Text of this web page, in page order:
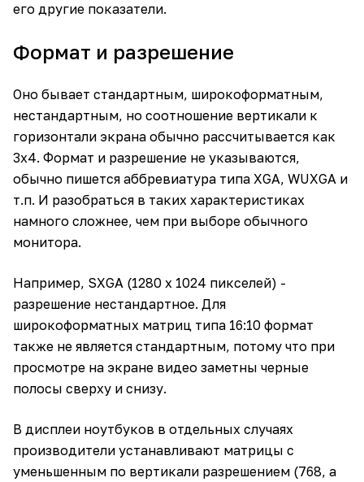
его другие показатели.
Формат и разрешение
Оно бывает стандартным, широкоформатным,
нестандартным, но соотношение вертикали к
горизонтали экрана обычно рассчитывается как
3х4. Формат и разрешение не указываются,
обычно пишется аббревиатура типа XGA, WUXGA и
т.п. И разобраться в таких характеристиках
намного сложнее, чем при выборе обычного
монитора.
Например, SXGA (1280 х 1024 пикселей) -
разрешение нестандартное. Для
широкоформатных матриц типа 16:10 формат
также не является стандартным, потому что при
просмотре на экране видео заметны черные
полосы сверху и снизу.
В дисплеи ноутбуков в отдельных случаях
производители устанавливают матрицы с
уменьшенным по вертикали разрешением (768, а